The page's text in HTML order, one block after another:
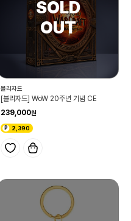
블리자드
[블리자드] WoW 20주년 기념 CE
239,000
2,390